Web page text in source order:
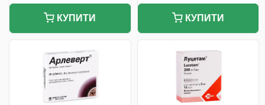
КУПИТИ КУПИТИ